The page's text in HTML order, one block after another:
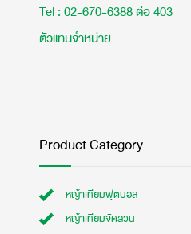
Tel : 02-670-6388 ต่อ 403
ตัวแทนจำหน่าย
Product Category
หญ้าเทียมฟุตบอล
หญ้าเทียมจัดสวน